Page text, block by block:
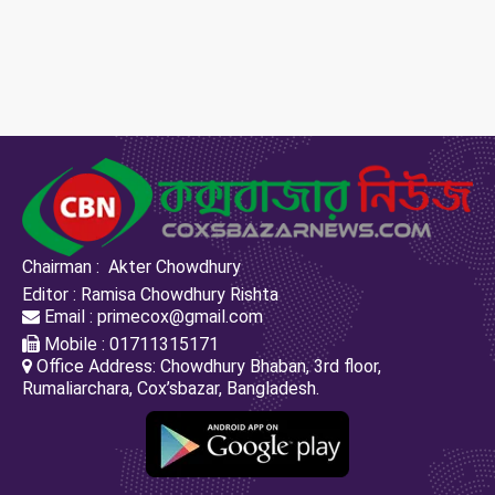
Chairman : Akter Chowdhury
Editor : Ramisa Chowdhury Rishta
Email : primecox@gmail.com
Mobile : 01711315171
Office Address: Chowdhury Bhaban, 3rd floor,
Rumaliarchara, Cox’sbazar, Bangladesh.